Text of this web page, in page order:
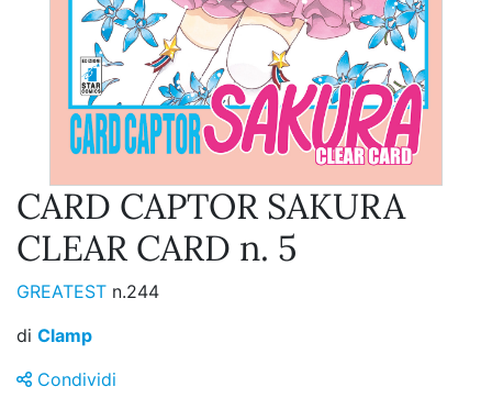
CARD CAPTOR SAKURA
CLEAR CARD n. 5
GREATEST n.244
di Clamp
Condividi